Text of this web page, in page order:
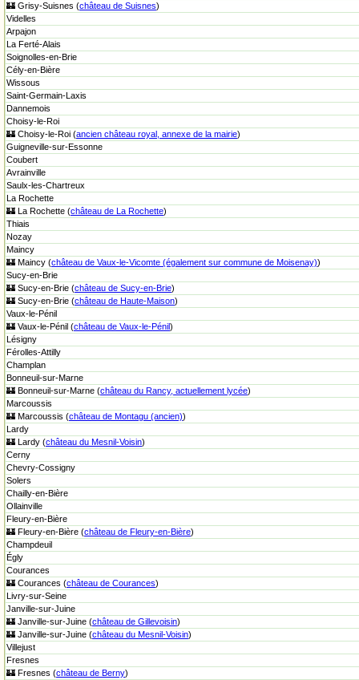
🏰 Grisy-Suisnes (château de Suisnes)
Videlles
Arpajon
La Ferté-Alais
Soignolles-en-Brie
Cély-en-Bière
Wissous
Saint-Germain-Laxis
Dannemois
Choisy-le-Roi
🏰 Choisy-le-Roi (ancien château royal, annexe de la mairie)
Guigneville-sur-Essonne
Coubert
Avrainville
Saulx-les-Chartreux
La Rochette
🏰 La Rochette (château de La Rochette)
Thiais
Nozay
Maincy
🏰 Maincy (château de Vaux-le-Vicomte (également sur commune de Moisenay))
Sucy-en-Brie
🏰 Sucy-en-Brie (château de Sucy-en-Brie)
🏰 Sucy-en-Brie (château de Haute-Maison)
Vaux-le-Pénil
🏰 Vaux-le-Pénil (château de Vaux-le-Pénil)
Lésigny
Férolles-Attilly
Champlan
Bonneuil-sur-Marne
🏰 Bonneuil-sur-Marne (château du Rancy, actuellement lycée)
Marcoussis
🏰 Marcoussis (château de Montagu (ancien))
Lardy
🏰 Lardy (château du Mesnil-Voisin)
Cerny
Chevry-Cossigny
Solers
Chailly-en-Bière
Ollainville
Fleury-en-Bière
🏰 Fleury-en-Bière (château de Fleury-en-Bière)
Champdeuil
Égly
Courances
🏰 Courances (château de Courances)
Livry-sur-Seine
Janville-sur-Juine
🏰 Janville-sur-Juine (château de Gillevoisin)
🏰 Janville-sur-Juine (château du Mesnil-Voisin)
Villejust
Fresnes
🏰 Fresnes (château de Berny)